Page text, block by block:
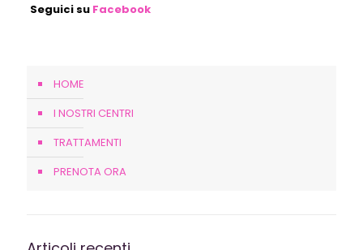
Seguici su Facebook
HOME
I NOSTRI CENTRI
TRATTAMENTI
PRENOTA ORA